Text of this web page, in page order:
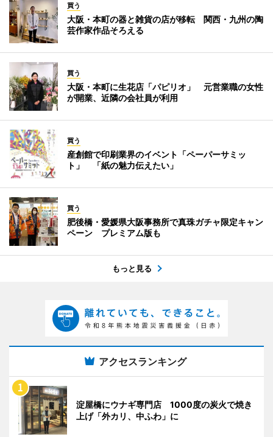
買う
大阪・本町の器と雑貨の店が移転 関西・九州の陶
芸作家作品そろえる
買う
大阪・本町に生花店「パピリオ」 元営業職の女性
が開業、近隣の会社員が利用
買う
産創館で印刷業界のイベント「ペーパーサミッ
ト」 「紙の魅力伝えたい」
買う
肥後橋・愛媛県大阪事務所で真珠ガチャ限定キャン
ペーン プレミアム版も
もっと見る
アクセスランキング
淀屋橋にウナギ専門店 1000度の炭火で焼き
上げ「外カリ、中ふわ」に